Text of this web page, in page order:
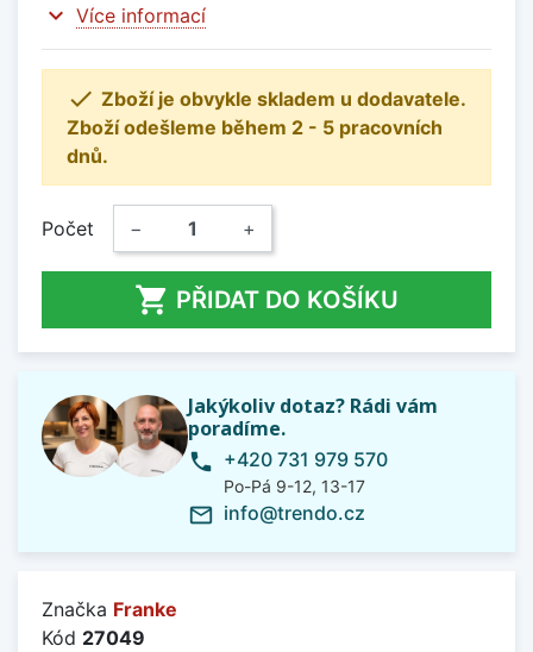
expand_more Více informací
 Zboží je obvykle skladem u dodavatele.
Zboží odešleme během 2 - 5 pracovních
dnů.
Počet − +
 PŘIDAT DO KOŠÍKU
Jakýkoliv dotaz? Rádi vám
poradíme.
phone +420 731 979 570
Po-Pá 9-12, 13-17
mail_outline info@trendo.cz
Značka Franke
Kód 27049